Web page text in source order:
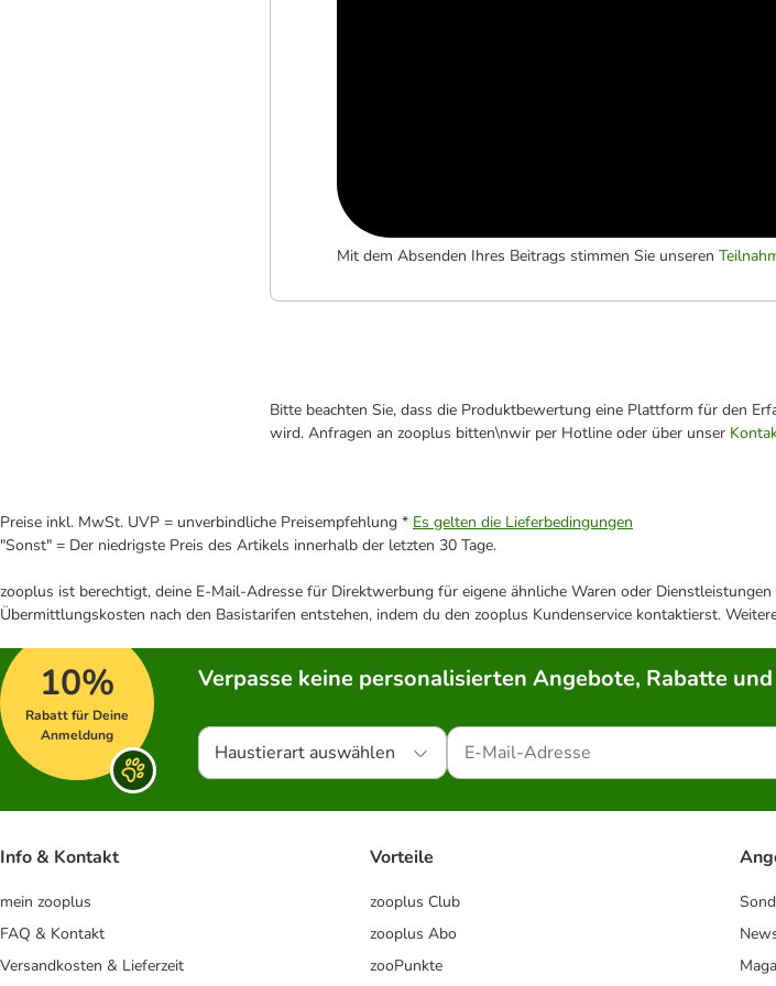
Mit dem Absenden Ihres Beitrags stimmen Sie unseren
Bitte beachten Sie, dass die Produktbewertung eine Plattform für den
wird. Anfragen an zooplus bitten\nwir per Hotline oder über unser
Preise inkl. MwSt. UVP = unverbindliche Preisempfehlung * Es gelten die Lieferbedingungen
"Sonst" = Der niedrigste Preis des Artikels innerhalb der letzten 30 Tage.
zooplus ist berechtigt, deine E-Mail-Adresse für Direktwerbung für eigene ähnliche Waren oder
Übermittlungskosten nach den Basistarifen entstehen, indem du den zooplus Kundenservice kontaktierst.
10%
Rabatt für Deine
Anmeldung
Verpasse keine personalisierten Angebote, Rabatte
Haustierart auswählen
Info & Kontakt
mein zooplus
FAQ & Kontakt
Versandkosten & Lieferzeit
Vorteile
zooplus Club
zooplus Abo
zooPunkte